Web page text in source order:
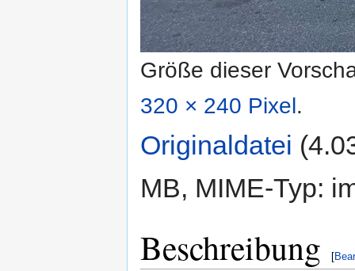
Größe dieser
320 × 240 Pixel.
Originaldatei
MB, MIME-Typ:
Beschreibung [